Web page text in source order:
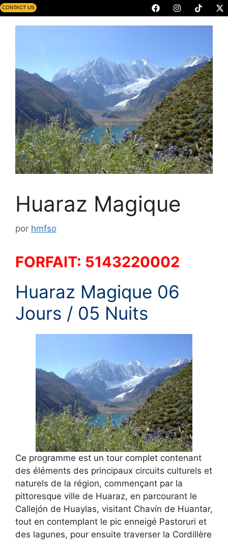
CONTACT US
Huaraz Magique
por hmfso
FORFAIT: 5143220002
Huaraz Magique 06
Jours / 05 Nuits
Ce programme est un tour complet contenant
des éléments des principaux circuits culturels et
naturels de la région, commençant par la
pittoresque ville de Huaraz, en parcourant le
Callejón de Huaylas, visitant Chavín de Huantar,
tout en contemplant le pic enneigé Pastoruri et
des lagunes, pour ensuite traverser la Cordillère